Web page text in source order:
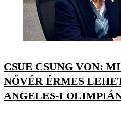
CSUE CSUNG VON:
NŐVÉR ÉRMES
ANGELES-I